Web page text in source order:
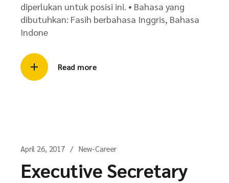
diperlukan untuk posisi ini. • Bahasa yang
dibutuhkan: Fasih berbahasa Inggris, Bahasa
Indone
Read more
April 26, 2017 New-Career
Executive Secretary